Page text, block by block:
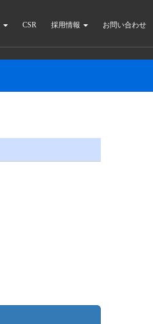
CSR 採用情報 お問い合わせ